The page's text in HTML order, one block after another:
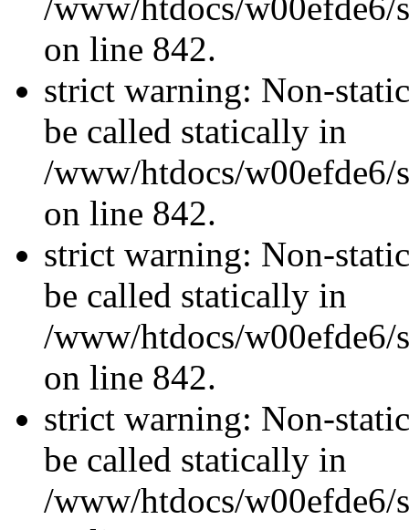
/www/htdocs/w00efde6/
on line 842.
strict warning: Non-
be called statically in
/www/htdocs/w00efde6/
on line 842.
strict warning: Non-
be called statically in
/www/htdocs/w00efde6/
on line 842.
strict warning: Non-
be called statically in
/www/htdocs/w00efde6/